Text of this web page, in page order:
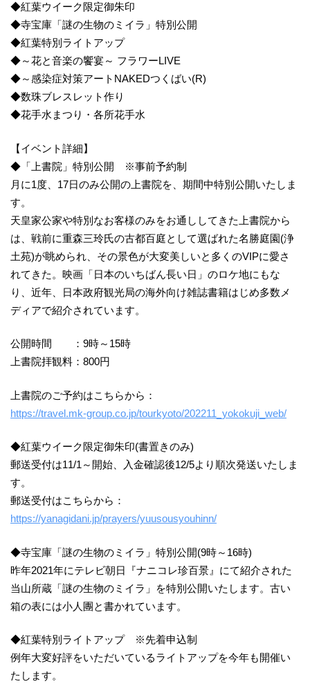
◆紅葉ウイーク限定御朱印
◆寺宝庫「謎の生物のミイラ」特別公開
◆紅葉特別ライトアップ
◆～花と音楽の饗宴～ フラワーLIVE
◆～感染症対策アートNAKEDつくばい(R)
◆数珠ブレスレット作り
◆花手水まつり・各所花手水
【イベント詳細】
◆「上書院」特別公開 ※事前予約制
月に1度、17日のみ公開の上書院を、期間中特別公開いたしま
す。
天皇家公家や特別なお客様のみをお通ししてきた上書院から
は、戦前に重森三玲氏の古都百庭として選ばれた名勝庭園(浄
土苑)が眺められ、その景色が大変美しいと多くのVIPに愛さ
れてきた。映画「日本のいちばん長い日」のロケ地にもな
り、近年、日本政府観光局の海外向け雑誌書籍はじめ多数メ
ディアで紹介されています。
公開時間 ：9時～15時
上書院拝観料：800円
上書院のご予約はこちらから：
https://travel.mk-group.co.jp/tourkyoto/202211_yokokuji_web/
◆紅葉ウイーク限定御朱印(書置きのみ)
郵送受付は11/1～開始、入金確認後12/5より順次発送いたしま
す。
郵送受付はこちらから：
https://yanagidani.jp/prayers/yuusousyouhinn/
◆寺宝庫「謎の生物のミイラ」特別公開(9時～16時)
昨年2021年にテレビ朝日『ナニコレ珍百景』にて紹介された
当山所蔵「謎の生物のミイラ」を特別公開いたします。古い
箱の表には小人團と書かれています。
◆紅葉特別ライトアップ ※先着申込制
例年大変好評をいただいているライトアップを今年も開催い
たします。